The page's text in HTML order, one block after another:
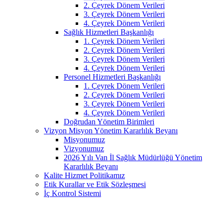
2. Çeyrek Dönem Verileri
3. Çeyrek Dönem Verileri
4. Çeyrek Dönem Verileri
Sağlık Hizmetleri Başkanlığı
1. Çeyrek Dönem Verileri
2. Çeyrek Dönem Verileri
3. Çeyrek Dönem Verileri
4. Çeyrek Dönem Verileri
Personel Hizmetleri Başkanlığı
1. Çeyrek Dönem Verileri
2. Çeyrek Dönem Verileri
3. Çeyrek Dönem Verileri
4. Çeyrek Dönem Verileri
Doğrudan Yönetim Birimleri
Vizyon Misyon Yönetim Kararlılık Beyanı
Misyonumuz
Vizyonumuz
2026 Yılı Van İl Sağlık Müdürlüğü Yönetim
Kararlılık Beyanı
Kalite Hizmet Politikamız
Etik Kurallar ve Etik Sözleşmesi
İç Kontrol Sistemi